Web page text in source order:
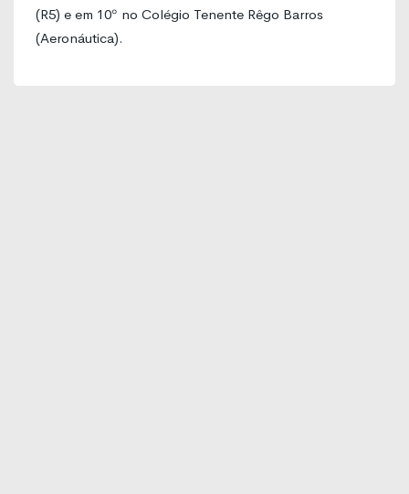
(R5) e em 10º no Colégio Tenente Rêgo Barros
(Aeronáutica).